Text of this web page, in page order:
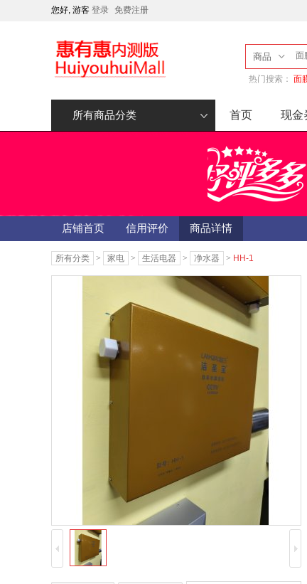
您好, 游客 登录 免费注册
商品
热门搜索： 面
所有商品分类 首页 现金
店铺首页 信用评价 商品详情
所有分类 > 家电 > 生活电器 > 净水器 > HH-1